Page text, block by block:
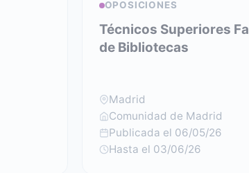
OPOSICIONES
Técnicos Superiores
de Bibliotecas
Madrid
Comunidad de Madrid
Publicada el 06/05/26
Hasta el 03/06/26